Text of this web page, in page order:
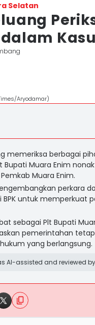
Selatan
Aryodamar)
memeriksa berbagai
Muara Enim
Muara Enim.
perkara
BPK untuk memperkuat
sebagai Plt Bupati
pemerintahan
yang berlangsung.
AI-assisted and reviewed